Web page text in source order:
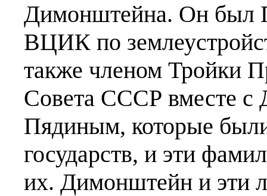
Димонштейна. Он был
ВЦИК по
также членом Тройки
Совета СССР вместе
Пядиным, которые
государств, и эти
их. Димонштейн и эти